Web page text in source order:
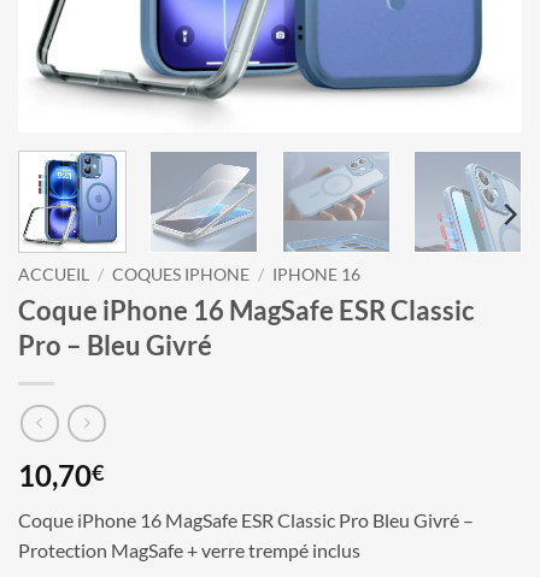
ACCUEIL / COQUES IPHONE / IPHONE 16
Coque iPhone 16 MagSafe ESR Classic
Pro – Bleu Givré
10,70€
Coque iPhone 16 MagSafe ESR Classic Pro Bleu Givré –
Protection MagSafe + verre trempé inclus